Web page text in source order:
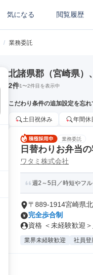
気になる 閲覧履歴
/ 業務委託
北諸県郡（宮崎県）
2件1〜2件目を表示中
こだわり条件の追加設定を忘れ
土日祝休み 年間休
業務委託
日替わりお弁当
ワタミ株式会社
週2～5日／時短やフ
〒889-1914宮崎県
完全歩合制
資格 ＜未経験歓迎
業界未経験歓迎 社員登